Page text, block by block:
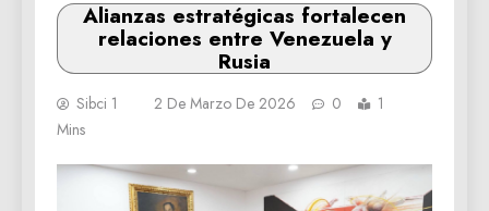
Alianzas estratégicas fortalecen
relaciones entre Venezuela y
Rusia
Sibci 1 2 De Marzo De 2026 0
1
Mins